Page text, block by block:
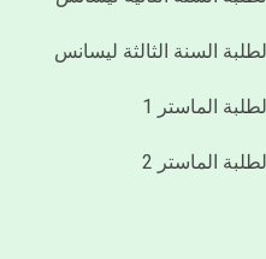
السنة الثالثة ليسانس
الماستر 1
الماستر 2